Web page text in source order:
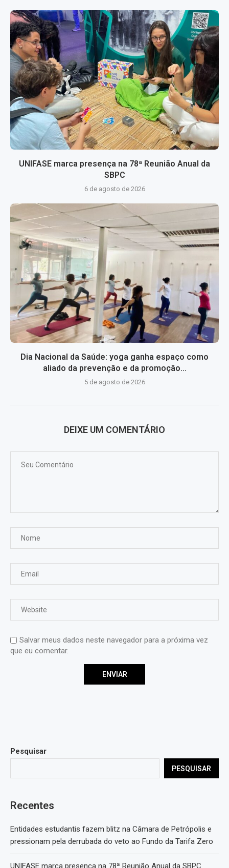
UNIFASE marca presença na 78ª Reunião Anual da
SBPC
6 de agosto de 2026
Dia Nacional da Saúde: yoga ganha espaço como
aliado da prevenção e da promoção...
5 de agosto de 2026
DEIXE UM COMENTÁRIO
Salvar meus dados neste navegador para a próxima vez
que eu comentar.
Pesquisar
PESQUISAR
Recentes
Entidades estudantis fazem blitz na Câmara de Petrópolis e
pressionam pela derrubada do veto ao Fundo da Tarifa Zero